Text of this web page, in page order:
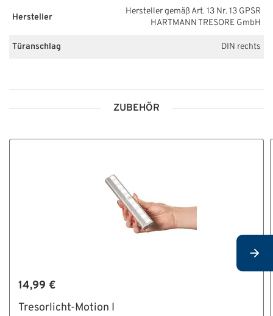
Hersteller
Hersteller gemäß Art. 13 Nr. 13 GPSR
HARTMANN TRESORE GmbH
Türanschlag DIN rechts
ZUBEHÖR
14,99 €
Tresorlicht-Motion I